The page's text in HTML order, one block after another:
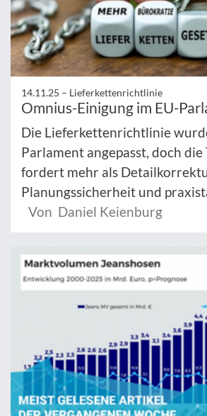
14.11.25 – Lieferkettenrichtlinie
Omnius-Einigung im EU-
Die Lieferkettenrichtlinie
Parlament angepasst, doch
fordert mehr als
Planungssicherheit und
Von Daniel Keienburg